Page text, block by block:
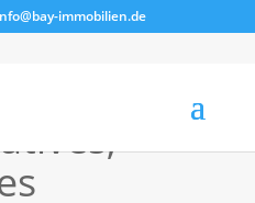
immobilien.de